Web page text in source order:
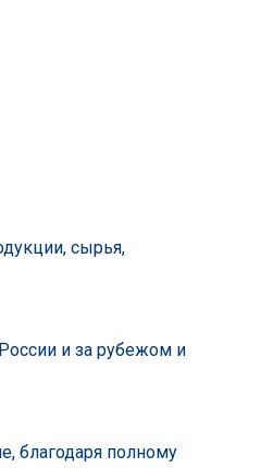
сырья,
и за рубежом и
благодаря полному